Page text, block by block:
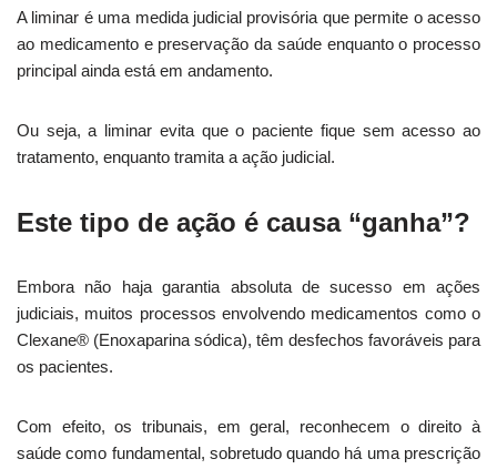
A liminar é uma medida judicial provisória que permite o acesso
ao medicamento e preservação da saúde enquanto o processo
principal ainda está em andamento.
Ou seja, a liminar evita que o paciente fique sem acesso ao
tratamento, enquanto tramita a ação judicial.
Este tipo de ação é causa “ganha”?
Embora não haja garantia absoluta de sucesso em ações
judiciais, muitos processos envolvendo medicamentos como o
Clexane® (Enoxaparina sódica), têm desfechos favoráveis para
os pacientes.
Com efeito, os tribunais, em geral, reconhecem o direito à
saúde como fundamental, sobretudo quando há uma prescrição